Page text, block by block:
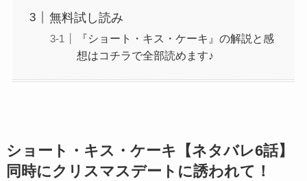
無料試し読み
『ショート・キス・ケーキ』の解説と感
想はコチラで全部読めます♪
ショート・キス・ケーキ【ネタバレ6話】
同時にクリスマスデートに誘われて！